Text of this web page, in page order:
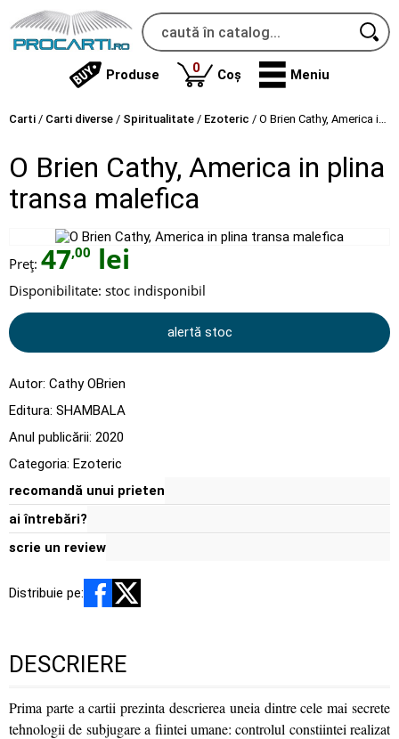
Produse 0produse
Coș Meniu
Carti / Carti diverse / Spiritualitate / Ezoteric / O Brien Cathy, America in plina transa malefica
O Brien Cathy, America in plina
transa malefica
Preț: 47,00 lei
Disponibilitate: stoc indisponibil
alertă stoc
Autor: Cathy OBrien
Editura: SHAMBALA
Anul publicării: 2020
Categoria: Ezoteric
recomandă unui prieten
ai întrebări?
scrie un review
Distribuie pe:
DESCRIERE
Prima parte a cartii prezinta descrierea uneia dintre cele mai secrete
tehnologii de subjugare a fiintei umane: controlul constiintei realizat